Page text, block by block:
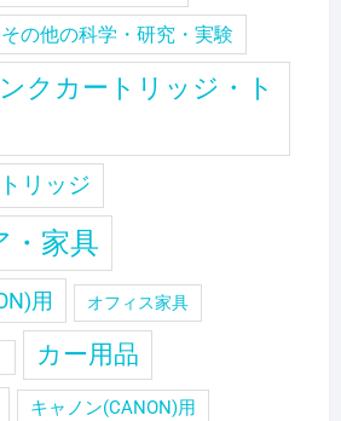
その他の科学・研究・実験
クカートリッジ・ト
リッジ
・家具
用 オフィス家具
カー用品
キャノン(CANON)用